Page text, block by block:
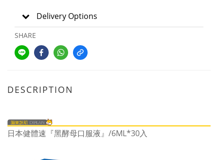
Delivery Options
SHARE
DESCRIPTION
日本健體速『黑酵母口服液』/6ML*30入